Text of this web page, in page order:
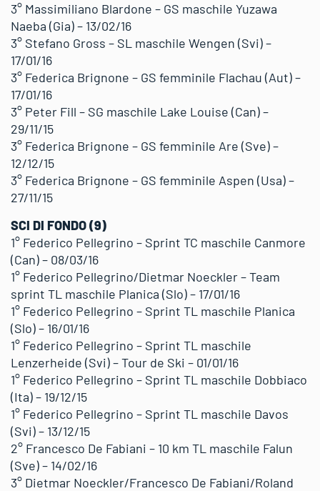
3° Massimiliano Blardone – GS maschile Yuzawa
Naeba (Gia) – 13/02/16
3° Stefano Gross – SL maschile Wengen (Svi) –
17/01/16
3° Federica Brignone – GS femminile Flachau (Aut) –
17/01/16
3° Peter Fill – SG maschile Lake Louise (Can) –
29/11/15
3° Federica Brignone – GS femminile Are (Sve) –
12/12/15
3° Federica Brignone – GS femminile Aspen (Usa) –
27/11/15
SCI DI FONDO (9)
1° Federico Pellegrino – Sprint TC maschile Canmore
(Can) – 08/03/16
1° Federico Pellegrino/Dietmar Noeckler – Team
sprint TL maschile Planica (Slo) – 17/01/16
1° Federico Pellegrino – Sprint TL maschile Planica
(Slo) – 16/01/16
1° Federico Pellegrino – Sprint TL maschile
Lenzerheide (Svi) – Tour de Ski – 01/01/16
1° Federico Pellegrino – Sprint TL maschile Dobbiaco
(Ita) – 19/12/15
1° Federico Pellegrino – Sprint TL maschile Davos
(Svi) – 13/12/15
2° Francesco De Fabiani – 10 km TL maschile Falun
(Sve) – 14/02/16
3° Dietmar Noeckler/Francesco De Fabiani/Roland